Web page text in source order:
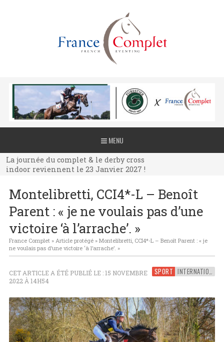
MENU
La journée du complet & le derby cross
indoor reviennent le 23 Janvier 2027 !
La journée du complet & le derby cross
indoor reviennent le 23 Janvier 2027 !
indoor reviennent le 23 Janvier 2027 !
Montelibretti, CCI4*-L – Benoît
Parent : « je ne voulais pas d’une
victoire ‘à l’arrache’. »
France Complet» Article protégé» Montelibretti, CCI4*-L – Benoît Parent : « je
ne voulais pas d’une victoire ‘à l’arrache’. »
SPORT INTERNATIONAL
CET ARTICLE A ÉTÉ PUBLIÉ LE : 15 NOVEMBRE
2022 À 14H54